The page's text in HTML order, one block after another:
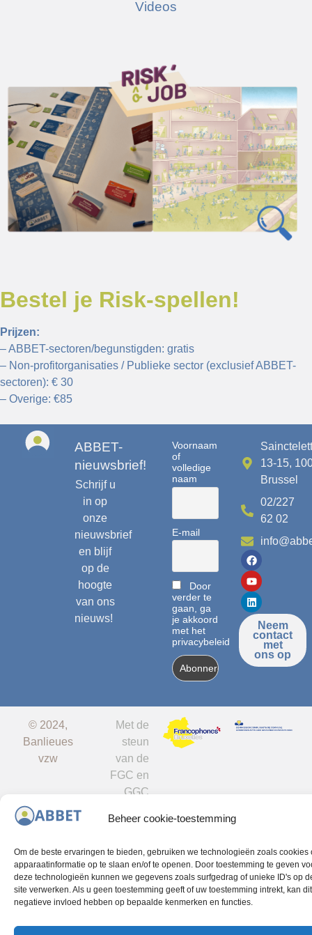
Beheer cookie-toestemming
Om de beste ervaringen te bieden, gebruiken we technologieën zoals cookies
apparaatinformatie op te slaan en/of te openen. Door toestemming te geven
deze technologieën kunnen we gegevens zoals surfgedrag of unieke ID's op
site verwerken. Als u geen toestemming geeft of uw toestemming intrekt, kan
negatieve invloed hebben op bepaalde kenmerken en functies.
Videos
Bestel je Risk-spellen!
Prijzen:
– ABBET-sectoren/begunstigden: gratis
– Non-profitorganisaties / Publieke sector (exclusief ABBET-
sectoren): € 30
– Overige: €85
ABBET-
nieuwsbrief!
Schrijf u
in op
onze
nieuwsbrief
en blijf
op de
hoogte
van ons
nieuws!
Voornaam
of
volledige
naam
E-mail
Door
verder te
gaan, ga
je akkoord
met het
privacybeleid
13-15,
Brussel
02/227
62 02
Neem
contact
met
ons op
© 2024,
Banlieues
vzw
Met de
steun
van de
FGC en
GGC